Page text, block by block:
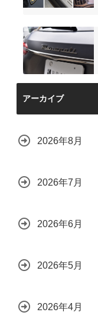
アーカイブ
2026年8月
2026年7月
2026年6月
2026年5月
2026年4月